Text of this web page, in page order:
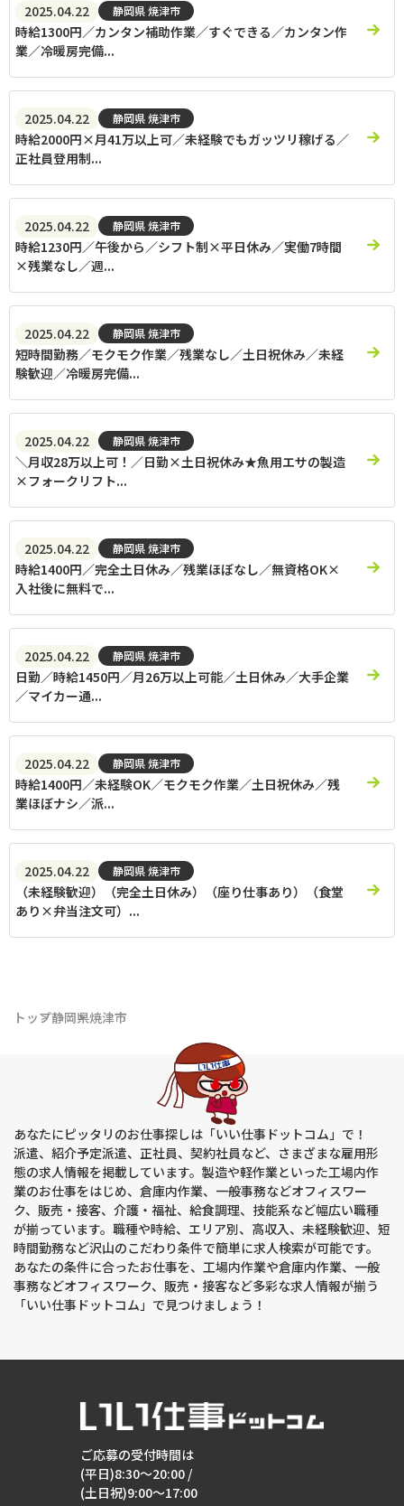
2025.04.22 静岡県 焼津市
時給1300円／カンタン補助作業／すぐできる／カンタン作
業／冷暖房完備...
2025.04.22 静岡県 焼津市
時給2000円×月41万以上可／未経験でもガッツリ稼げる／
正社員登用制...
2025.04.22 静岡県 焼津市
時給1230円／午後から／シフト制×平日休み／実働7時間
×残業なし／週...
2025.04.22 静岡県 焼津市
短時間勤務／モクモク作業／残業なし／土日祝休み／未経
験歓迎／冷暖房完備...
2025.04.22 静岡県 焼津市
＼月収28万以上可！／日勤×土日祝休み★魚用エサの製造
×フォークリフト...
2025.04.22 静岡県 焼津市
時給1400円／完全土日休み／残業ほぼなし／無資格OK×
入社後に無料で...
2025.04.22 静岡県 焼津市
日勤／時給1450円／月26万以上可能／土日休み／大手企業
／マイカー通...
2025.04.22 静岡県 焼津市
時給1400円／未経験OK／モクモク作業／土日祝休み／残
業ほぼナシ／派...
2025.04.22 静岡県 焼津市
（未経験歓迎）（完全土日休み）（座り仕事あり）（食堂
あり×弁当注文可）...
トップ静岡県焼津市
あなたにピッタリのお仕事探しは「いい仕事ドットコム」で！
派遣、紹介予定派遣、正社員、契約社員など、さまざまな雇用形
態の求人情報を掲載しています。製造や軽作業といった工場内作
業のお仕事をはじめ、倉庫内作業、一般事務などオフィスワー
ク、販売・接客、介護・福祉、給食調理、技能系など幅広い職種
が揃っています。職種や時給、エリア別、高収入、未経験歓迎、短
時間勤務など沢山のこだわり条件で簡単に求人検索が可能です。
あなたの条件に合ったお仕事を、工場内作業や倉庫内作業、一般
事務などオフィスワーク、販売・接客など多彩な求人情報が揃う
「いい仕事ドットコム」で見つけましょう！
ご応募の受付時間は
(平日)8:30～20:00 /
(土日祝)9:00～17:00